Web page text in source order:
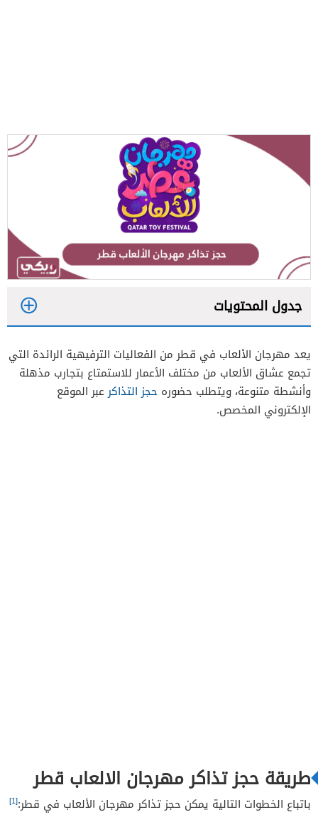
جدول المحتويات
2
يعد مهرجان الألعاب في قطر من الفعاليات الترفيهية الرائدة التي
تجمع عشاق الألعاب من مختلف الأعمار للاستمتاع بتجارب مذهلة
وأنشطة متنوعة، ويتطلب حضوره حجز التذاكرعبر الموقع
الإلكتروني المخصص.
طريقة حجز تذاكر مهرجان الالعاب قطر
باتباع الخطوات التالية يمكن حجز تذاكر مهرجان الألعاب في قطر:[1]